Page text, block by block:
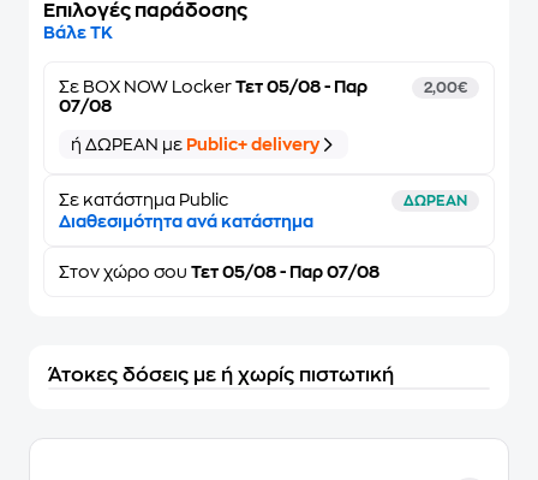
Επιλογές παράδοσης
Βάλε ΤΚ
Σε BOX NOW Locker Τετ 05/08 - Παρ
07/08
2,00€
ή ΔΩΡΕΑΝ με Public+ delivery
Σε κατάστημα Public ΔΩΡΕΑΝ
Διαθεσιμότητα ανά κατάστημα
Στον χώρο σου Τετ 05/08 - Παρ 07/08
Άτοκες δόσεις με ή χωρίς πιστωτική